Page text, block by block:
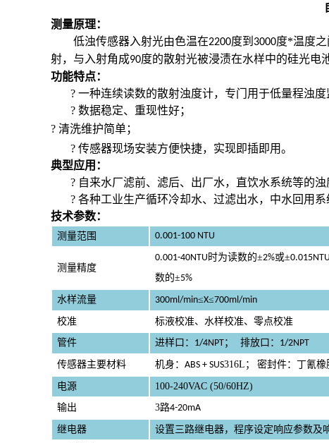
测量原理：
低浊传感器入射光由色温在2200度到 3000度*温度
射，与入射角成90度的散射光被浸渍在水样中的硅光电
功能特点：
? 一种连续读数的散射浊度计，专门用于低量程浊度
? 数据稳定、重现性好；
? 清洗维护简单；
? 传感器现场安装方便快捷，实现即插即用。
典型应用：
? 自来水厂滤前、滤后、出厂水，直饮水系统等的浊
? 各种工业生产循环冷却水、过滤出水，中水回用系
技术参数：
测量范围 0.001-100 NTU
测量精度
0.001-40NTU 时为读数的±2%或±0.015NTU
数的±5%
水样流量
300ml/min≤X≤700ml/min
校准
标液校准、水样校准、零点校准
管件
进样口： 1/4NPT； 排放口： 1/2NPT
传感器主要材料
机身： ABS + SUS316L ； 密封件：丁氰橡
电源
100-240VAC (50/60HZ)
输出
3路4-20mA
继电器
设置三路继电器，程序设定响应参数及